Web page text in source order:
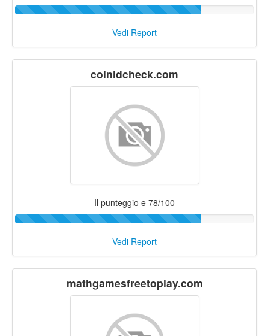
Vedi Report
coinidcheck.com
Il punteggio e 78/100
Vedi Report
mathgamesfreetoplay.com